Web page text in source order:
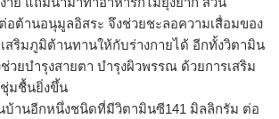
ต้านอนุมูลอิสระ จึงช่วยชะลอความเสื่อมของ
เสริมภูมิต้านทานให้กับร่างกายได้ อีกทั้งวิตามิน
วยบำรุงสายตา บำรุงผิวพรรณ ด้วยการเสริม
ชุ่มชื้นยิ่งขึ้น
านอีกหนึ่งชนิดที่มีวิตามินซี141 มิลลิกรัม ต่อ